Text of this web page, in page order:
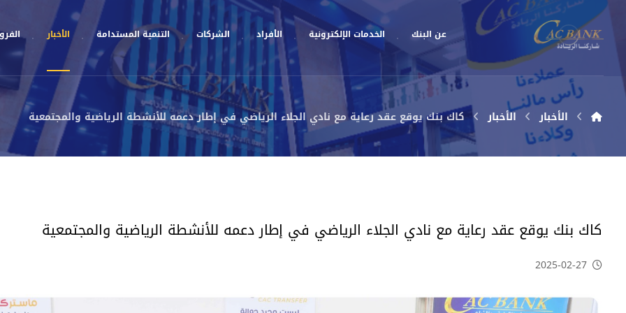
عن البنك الخدمات الإلكترونية الأفراد الشركات التنمية المستدامة الأخبار
الأخبار الأخبار كاك بنك يوقع عقد رعاية مع نادي الجلاء الرياضي في إطار دعمه للأنشطة الرياضية والمجتمعية
كاك بنك يوقع عقد رعاية مع نادي الجلاء الرياضي في إطار دعمه للأنشطة الرياضية والمجتمعية
2025-02-27